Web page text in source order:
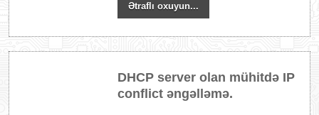
Ətraflı oxuyun...
DHCP server olan mühitdə IP
conflict əngəlləmə.